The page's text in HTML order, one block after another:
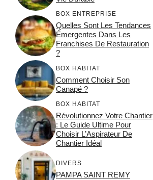
BOX ENTREPRISE
Quelles Sont Les Tendances
Émergentes Dans Les
Franchises De Restauration
?
BOX HABITAT
Comment Choisir Son
Canapé ?
BOX HABITAT
Révolutionnez Votre Chantier
: Le Guide Ultime Pour
Choisir L’Aspirateur De
Chantier Idéal
DIVERS
PAMPA SAINT REMY